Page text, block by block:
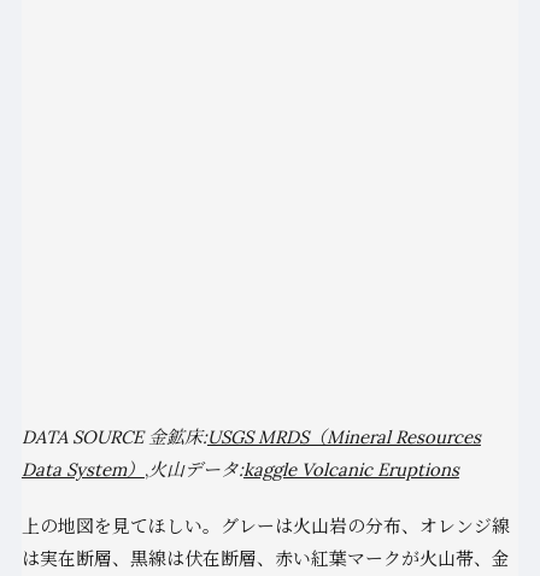
DATA SOURCE 金鉱床:USGS MRDS（Mineral Resources
Data System） ,火山データ:kaggle Volcanic Eruptions
上の地図を見てほしい。グレーは火山岩の分布、オレンジ線
は実在断層、黒線は伏在断層、赤い紅葉マークが火山帯、金